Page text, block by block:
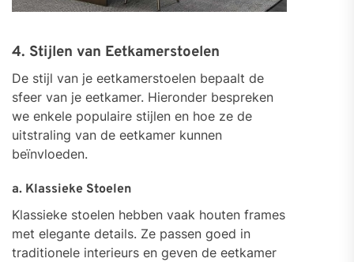
4. Stijlen van Eetkamerstoelen
De stijl van je eetkamerstoelen bepaalt de
sfeer van je eetkamer. Hieronder bespreken
we enkele populaire stijlen en hoe ze de
uitstraling van de eetkamer kunnen
beïnvloeden.
a. Klassieke Stoelen
Klassieke stoelen hebben vaak houten frames
met elegante details. Ze passen goed in
traditionele interieurs en geven de eetkamer